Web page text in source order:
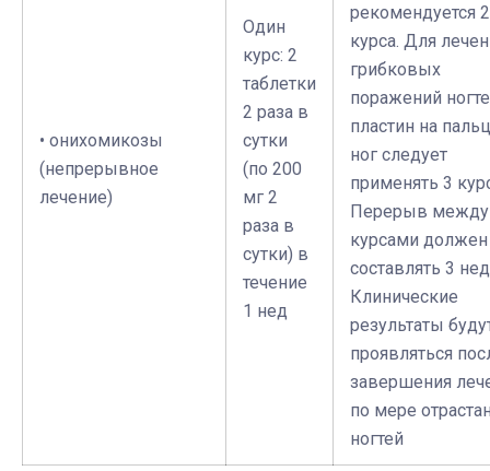
• онихомикозы
(непрерывное
лечение)
Один
курс: 2
таблетки
2 раза в
сутки
(по 200
мг 2
раза в
сутки) в
течение
1 нед
рекомендуется 2
курса. Для
грибковых
поражений
пластин на
ног следует
применять 3
Перерыв между
курсами должен
составлять 3
Клинические
результаты
проявляться
завершения
по мере
ногтей